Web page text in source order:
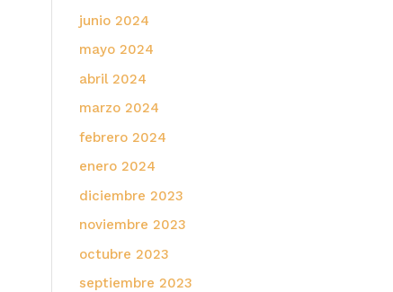
junio 2024
mayo 2024
abril 2024
marzo 2024
febrero 2024
enero 2024
diciembre 2023
noviembre 2023
octubre 2023
septiembre 2023